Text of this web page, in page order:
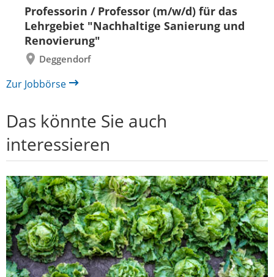
Professorin / Professor (m/w/d) für das
Lehrgebiet "Nachhaltige Sanierung und
Renovierung"
Deggendorf
zurück
Zur Jobbörse
Das könnte Sie auch
interessieren